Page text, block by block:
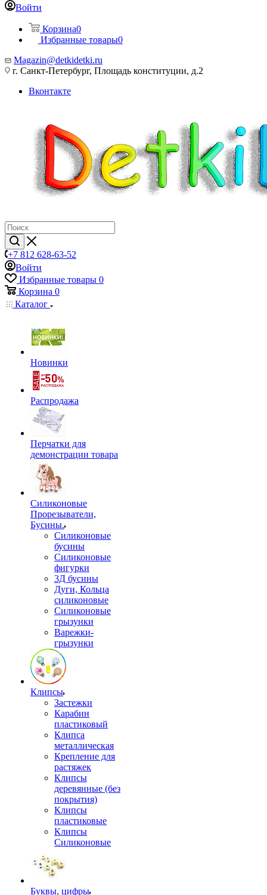
Войти
Корзина0
Избранные товары0
Magazin@detkidetki.ru
г. Санкт-Петербург, Площадь конституции, д.2
Вконтакте
+7 812 628-63-52
Войти
Избранные товары 0
Корзина 0
Каталог
Новинки
Распродажа
Перчатки для
демонстрации товара
Силиконовые
Прорезыватели,
Бусины.
Силиконовые
бусины
Силиконовые
фигурки
3Д бусины
Дуги, Кольца
силиконовые
Силиконовые
грызунки
Варежки-
грызунки
Клипсы
Застежки
Карабин
пластиковый
Клипса
металлическая
Крепление для
растяжек
Клипсы
деревянные (без
покрытия)
Клипсы
пластиковые
Клипсы
Силиконовые
Буквы, цифры